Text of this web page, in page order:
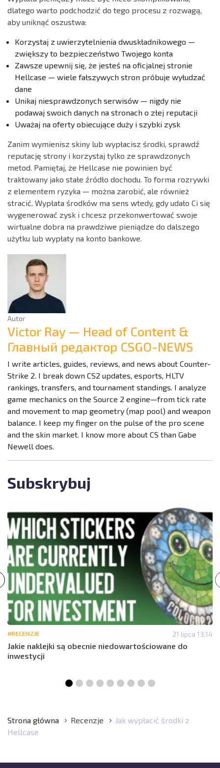
dlatego warto podchodzić do tego procesu z rozwagą,
aby uniknąć oszustwa:
Korzystaj z uwierzytelnienia dwuskładnikowego —
zwiększy to bezpieczeństwo Twojego konta
Zawsze upewnij się, że jesteś na oficjalnej stronie
Hellcase — wiele fałszywych stron próbuje wyłudzać
dane
Unikaj niesprawdzonych serwisów — nigdy nie
podawaj swoich danych na stronach o złej reputacji
Uważaj na oferty obiecujące duży i szybki zysk
Zanim wymienisz skiny lub wypłacisz środki, sprawdź
reputację strony i korzystaj tylko ze sprawdzonych
metod. Pamiętaj, że Hellcase nie powinien być
traktowany jako stałe źródło dochodu. To forma rozrywki
z elementem ryzyka — można zarobić, ale również
stracić. Wypłata środków ma sens wtedy, gdy udało Ci się
wygenerować zysk i chcesz przekonwertować swoje
wirtualne dobra na prawdziwe pieniądze do dalszego
użytku lub wypłaty na konto bankowe.
Autor
Victor Ray — Head of Content &
Главный редактор CSGO-NEWS
I write articles, guides, reviews, and news about Counter-
Strike 2. I break down CS2 updates, esports, HLTV
rankings, transfers, and tournament standings. I analyze
game mechanics on the Source 2 engine—from tick rate
and movement to map geometry (map pool) and weapon
balance. I keep my finger on the pulse of the pro scene
and the skin market. I know more about CS than Gabe
Newell does.
Subskrybuj
#RECENZJE 21 lipca 13:14
Jakie naklejki są obecnie niedowartościowane do
inwestycji
Strona główna Recenzje
Jak wypłacić środki z
Hellcase